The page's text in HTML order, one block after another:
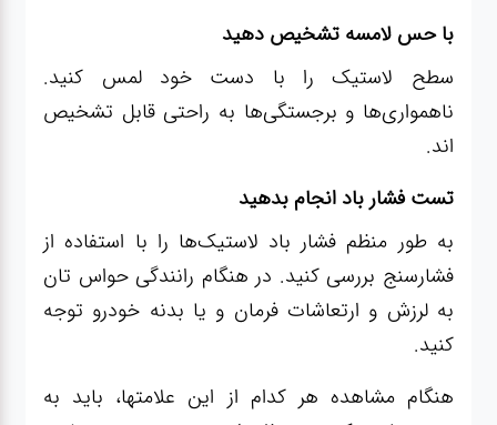
با حس لامسه تشخیص دهید
سطح لاستیک را با دست خود لمس کنید.
ناهمواری‌ها و برجستگی‌ها به راحتی قابل تشخیص
اند.
تست فشار باد انجام بدهید
به طور منظم فشار باد لاستیک‌ها را با استفاده از
فشارسنج بررسی کنید. در هنگام رانندگی حواس تان
به لرزش و ارتعاشات فرمان و یا بدنه خودرو توجه
کنید.
هنگام مشاهده هر کدام از این علامتها، باید به